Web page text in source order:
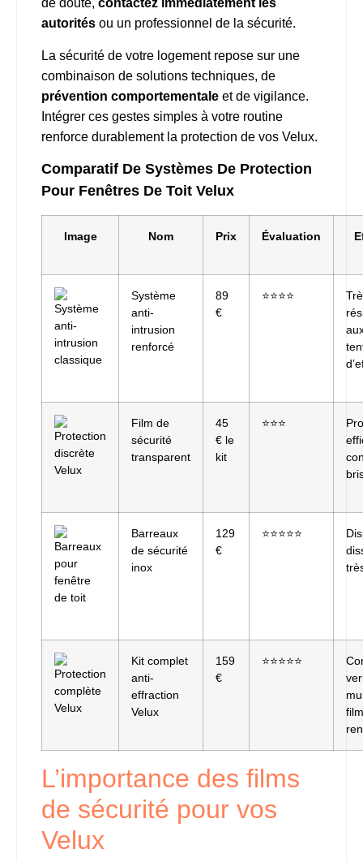
de doute, contactez immédiatement les
autorités ou un professionnel de la sécurité.
La sécurité de votre logement repose sur une
combinaison de solutions techniques, de
prévention comportementale et de vigilance.
Intégrer ces gestes simples à votre routine
renforce durablement la protection de vos Velux.
Comparatif De Systèmes De Protection
Pour Fenêtres De Toit Velux
Image Nom Prix Évaluation
Système
anti-
intrusion
renforcé
89
€
⭐⭐⭐⭐
Film de
sécurité
transparent
45
€ le
kit
⭐⭐⭐
Barreaux
de sécurité
inox
129
€
⭐⭐⭐⭐⭐
Kit complet
anti-
effraction
Velux
159
€
⭐⭐⭐⭐⭐
L’importance des films
de sécurité pour vos
Velux